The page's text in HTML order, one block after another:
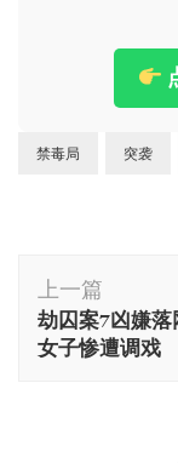
禁毒局 突袭
博
文
导
上一篇
劫囚案7凶嫌落
女子惨遭调戏